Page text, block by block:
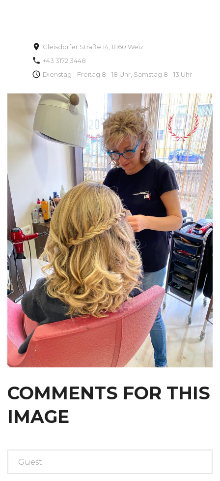
Gleisdorfer Straße 14, 8160 Weiz
+43 3172 3448
Dienstag - Freitag 8 - 18 Uhr, Samstag 8 - 13 Uhr
COMMENTS FOR THIS
IMAGE